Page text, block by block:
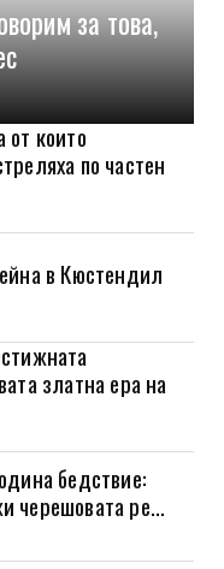
за това,
които
по частен
в Кюстендил
златна ера на
бедствие:
черешовата ре...